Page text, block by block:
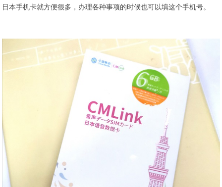
日本手机卡就方便很多，办理各种事项的时候也可以填这个手机号。